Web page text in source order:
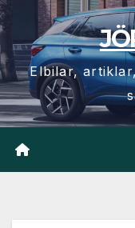
Hoppa
till
innehåll
Elbilar,